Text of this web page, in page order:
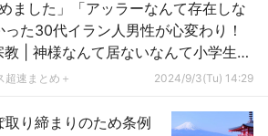
ました」「アッラーなんて存在しな
た30代イラン人男性が心変わり！
学生で
超速まとめ＋ 2024/9/3(Tu) 14:29
り締まりのため条例